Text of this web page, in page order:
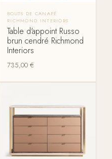
BOUTS DE CANAPÉ
RICHMOND INTERIORS
Table d'appoint Russo
brun cendré Richmond
Interiors
735,00 €